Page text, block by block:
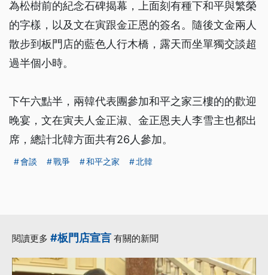
為松樹前的紀念石碑揭幕，上面刻有種下和平與繁榮
的字樣，以及文在寅跟金正恩的簽名。隨後文金兩人
散步到板門店的藍色人行木橋，露天而坐單獨交談超
過半個小時。
下午六點半，兩韓代表團參加和平之家三樓的的歡迎
晚宴，文在寅夫人金正淑、金正恩夫人李雪主也都出
席，總計北韓方面共有26人參加。
會談 戰爭 和平之家 北韓
閱讀更多 #板門店宣言 有關的新聞